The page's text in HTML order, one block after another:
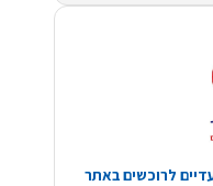
לרוכשים באתר